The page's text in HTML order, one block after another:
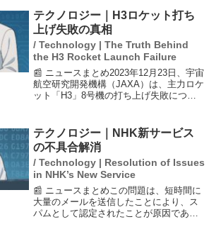
し、非常にまれな出来事とされていま
す。「星と森のロ...
テクノロジー｜H3ロケット打ち
上げ失敗の真相
/ Technology | The Truth Behind
the H3 Rocket Launch Failure
📰 ニュースまとめ2023年12月23日、宇宙
航空研究開発機構（JAXA）は、主力ロケ
ット「H3」8号機の打ち上げ失敗につい
通常では発生しない衝撃が観測され、こ
れが原...
テクノロジー｜NHK新サービス
の不具合解消
/ Technology | Resolution of Issues
in NHK’s New Service
📰 ニュースまとめこの問題は、短時間に
大量のメールを送信したことにより、ス
パムとして認定されたことが原因であっ